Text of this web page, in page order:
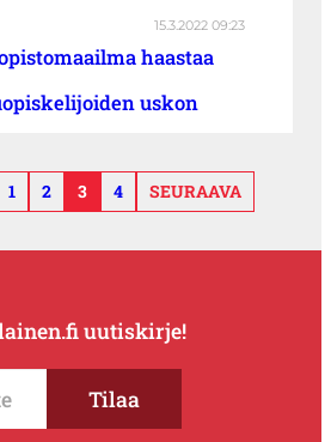
15.3.2022 09:23
haastaa
uskon
1 2 3 4 SEURAAVA
uutiskirje!